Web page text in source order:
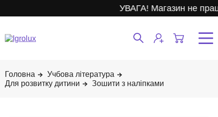
УВАГА! Магазин не
Учбова література
Для розвитку дитини
Зошити з наліпками